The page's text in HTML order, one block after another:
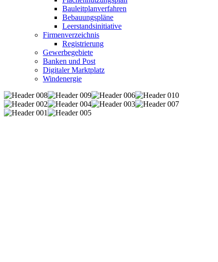
Bauleitplanverfahren
Bebauungspläne
Leerstandsinitiative
Firmenverzeichnis
Registrierung
Gewerbegebiete
Banken und Post
Digitaler Marktplatz
Windenergie